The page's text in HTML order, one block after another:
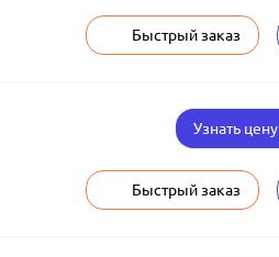
Быстрый заказ
Узнать цену
Быстрый заказ